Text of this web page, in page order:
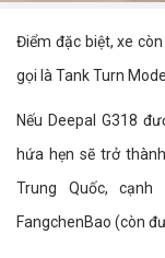
Điểm đặc biệt, xe
gọi là Tank Turn Mode.
Nếu Deepal G318
hứa hẹn sẽ trở
Trung Quốc,
FangchenBao (còn